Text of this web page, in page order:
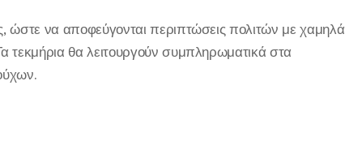
ώστε να αποφεύγονται περιπτώσεις πολιτών με χαμηλά
τεκμήρια θα λειτουργούν συμπληρωματικά στα